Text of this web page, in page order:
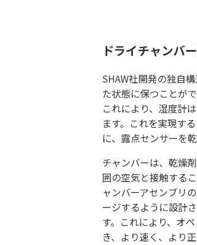
ドライチャンバ
SHAW社開発の独自
た状態に保つことが
これにより、湿度計
ます。これを実現す
に、露点センサーを
チャンバーは、乾燥
囲の空気と接触する
ャンバーアセンブリ
ージするように設計
す。これにより、オ
き、より速く、より